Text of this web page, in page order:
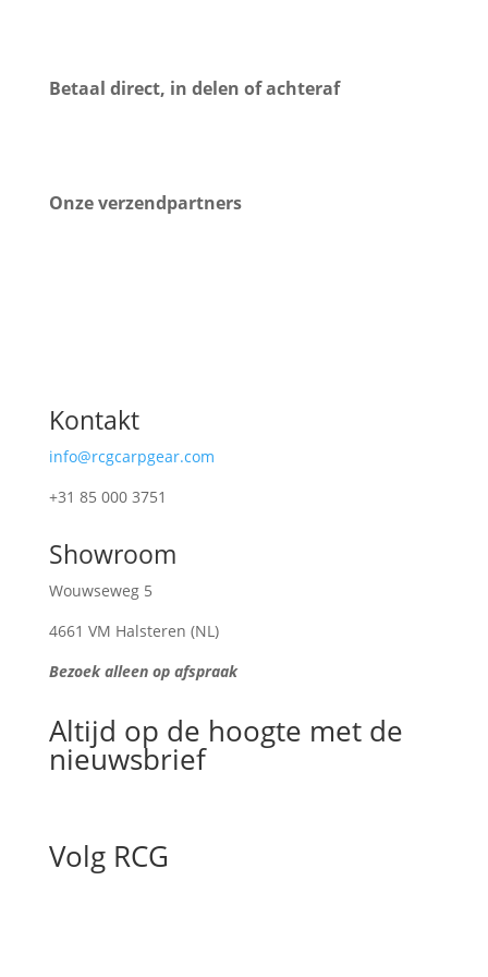
Betaal direct, in delen of achteraf
Onze verzendpartners
Kontakt
info@rcgcarpgear.com
+31 85 000 3751
Showroom
Wouwseweg 5
4661 VM Halsteren (NL)
Bezoek alleen op afspraak
Altijd op de hoogte met de
nieuwsbrief
Volg RCG